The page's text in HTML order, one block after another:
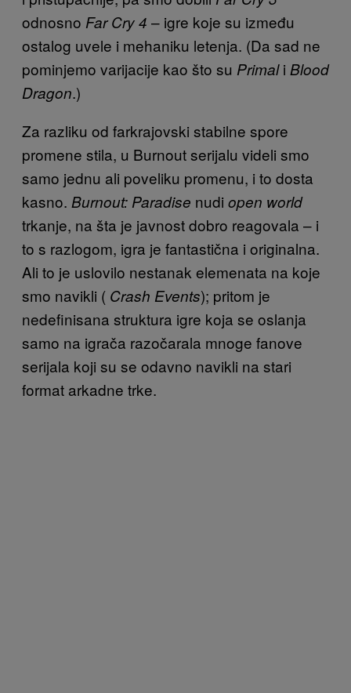
odnosno Far Cry 4 – igre koje su između
ostalog uvele i mehaniku letenja. (Da sad ne
pominjemo varijacije kao što su Primali Blood
Dragon.)
Za razliku od farkrajovski stabilne spore
promene stila, u Burnout serijalu videli smo
samo jednu ali poveliku promenu, i to dosta
kasno. Burnout: Paradise nudi open world
trkanje, na šta je javnost dobro reagovala – i
to s razlogom, igra je fantastična i originalna.
Ali to je uslovilo nestanak elemenata na koje
smo navikli ( Crash Events); pritom je
nedefinisana struktura igre koja se oslanja
samo na igrača razočarala mnoge fanove
serijala koji su se odavno navikli na stari
format arkadne trke.